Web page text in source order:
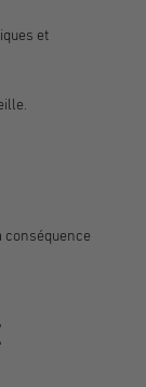
et
conséquence